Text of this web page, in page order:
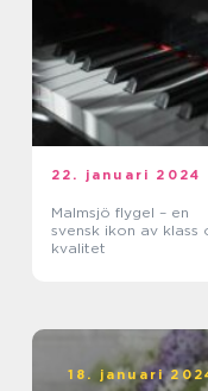
22. januari 2024
Malmsjö flygel – en
svensk ikon av klass
kvalitet
18. januari